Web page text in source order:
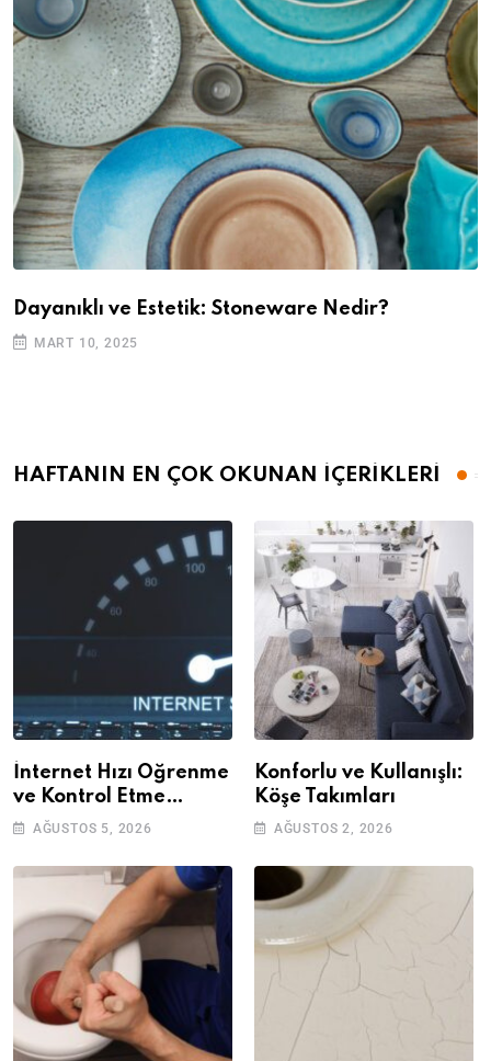
Dayanıklı ve Estetik: Stoneware Nedir?
MART 10, 2025
HAFTANIN EN ÇOK OKUNAN İÇERİKLERİ
İnternet Hızı Öğrenme
ve Kontrol Etme
Yöntemleri
AĞUSTOS 5, 2026
Konforlu ve Kullanışlı:
Köşe Takımları
AĞUSTOS 2, 2026